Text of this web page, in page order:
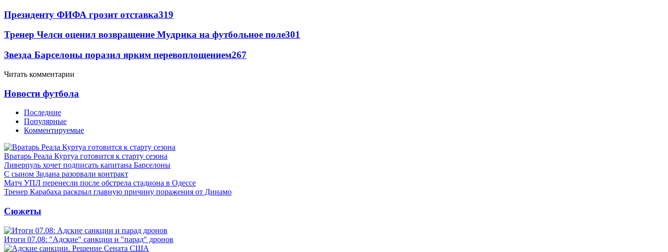
Президенту ФИФА грозит отставка319
Тренер Челси оценил возвращение Мудрика на футбольное поле301
Звезда Барселоны поразил ярким перевоплощением267
Читать комментарии
Новости футбола
Последние
Популярные
Комментируемые
Вратарь Реала Куртуа готовится к старту сезона
Ливерпуль хочет подписать капитана Барселоны
С сыном Зидана разорвали контракт
Матч УПЛ перенесли после обстрела стадиона в Одессе
Тренер Карабаха раскрыл главную причину поражения от Динамо
Сюжеты
Итоги 07.08: "Адские" санкции и "парад" дронов